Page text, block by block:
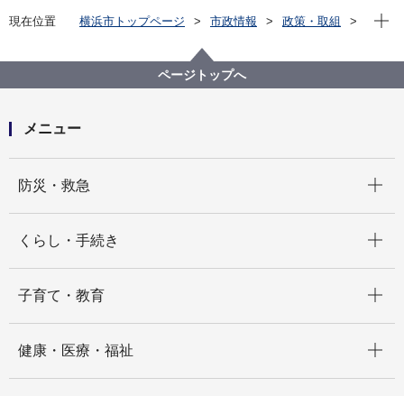
現在位置 横浜市トップページ 市政情報
政策・取組
国際事業の主な動き（YOKOHAMA INTERNATIONAL
現在
ページトップへ
メニュー
防災・救急
くらし・手続き
子育て・教育
健康・医療・福祉